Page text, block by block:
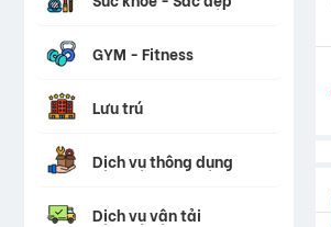
GYM - Fitness
Lưu trú
Dịch vụ thông dụng
Dịch vụ vận tải